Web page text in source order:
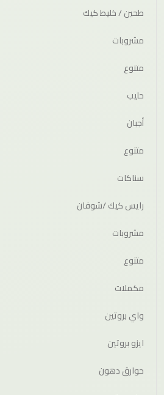
طحين / خليط كيك
مشروبات
متنوع
حليب
أجبان
متنوع
سناكات
رايس كيك /شوفان
مشروبات
متنوع
مكملات
واي بروتين
ايزو بروتين
حوارق دهون